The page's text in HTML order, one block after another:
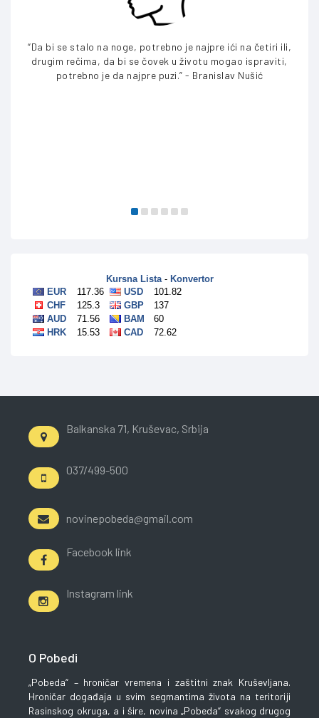
“Da bi se stalo na noge, potrebno je najpre ići na četiri ili,
drugim rečima, da bi se čovek u životu mogao ispraviti,
potrebno je da najpre puzi.” - Branislav Nušić
Balkanska 71, Kruševac, Srbija
037/499-500
novinepobeda@gmail.com
Facebook link
Instagram link
O Pobedi
„Pobeda“ – hroničar vremena i zaštitni znak Kruševljana.
Hroničar događaja u svim segmantima života na teritoriji
Rasinskog okruga, a i šire, novina „Pobeda“ svakog drugog